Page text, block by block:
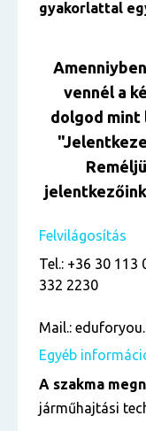
gyakorlattal
vennél a
dolgod mint
Felvilágosítás
Tel.: +36 30 113
332 2230
Mail.:
Egyéb
A szakma
járműhajtási